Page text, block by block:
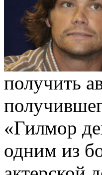
получить
«Гилмор
одним из